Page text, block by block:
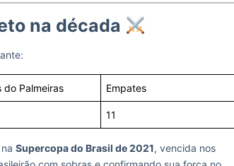
na década
do Palmeiras Empates
11
Supercopa do Brasil de 2021, vencida nos